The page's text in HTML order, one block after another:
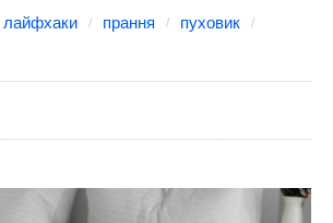
лайфхаки прання
пуховик